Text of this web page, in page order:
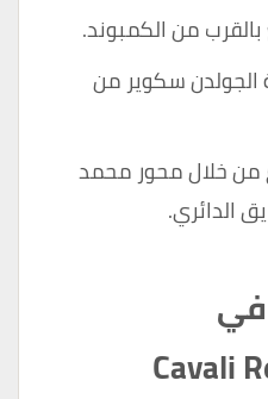
من الكمبوند.
سكوير من
من خلال محور محمد
الدائري.
في
Cavali